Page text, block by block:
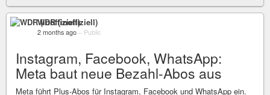
WDR (inoffiziell)
2 months ago – Public
Instagram, Facebook, WhatsApp:
Meta baut neue Bezahl-Abos aus
Meta führt Plus-Abos für Instagram, Facebook und WhatsApp ein.